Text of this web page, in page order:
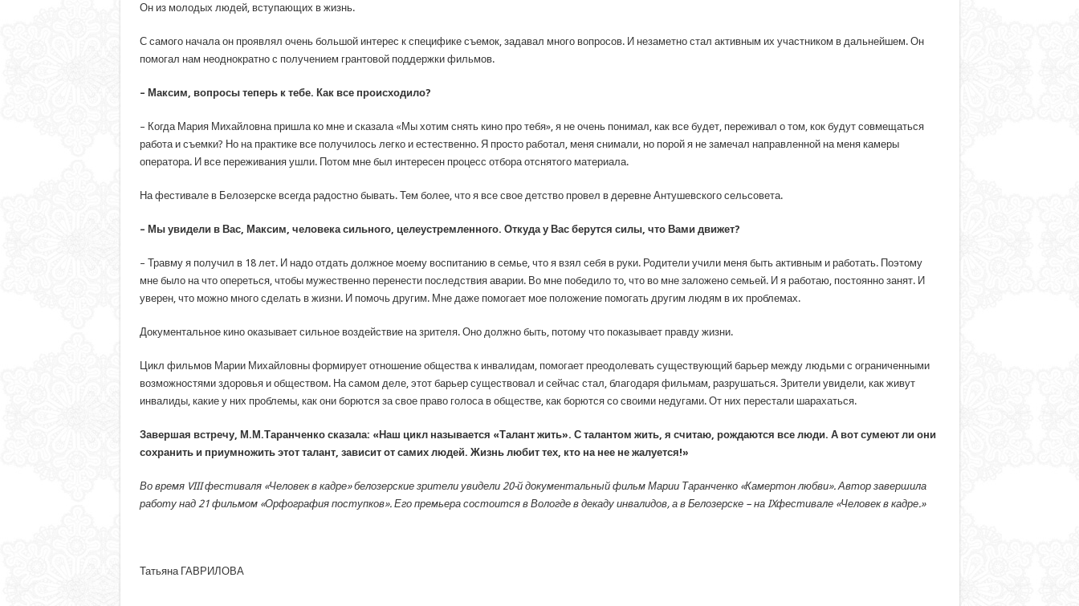
Он из молодых людей, вступающих в жизнь.
С самого начала он проявлял очень большой интерес к специфике съемок, задавал много вопросов. И незаметно стал активным их участником в дальнейшем. Он
помогал нам неоднократно с получением грантовой поддержки фильмов.
– Максим, вопросы теперь к тебе. Как все происходило?
– Когда Мария Михайловна пришла ко мне и сказала «Мы хотим снять кино про тебя», я не очень понимал, как все будет, переживал о том, кок будут совмещаться
работа и съемки? Но на практике все получилось легко и естественно. Я просто работал, меня снимали, но порой я не замечал направленной на меня камеры
оператора. И все переживания ушли. Потом мне был интересен процесс отбора отснятого материала.
На фестивале в Белозерске всегда радостно бывать. Тем более, что я все свое детство провел в деревне Антушевского сельсовета.
– Мы увидели в Вас, Максим, человека сильного, целеустремленного. Откуда у Вас берутся силы, что Вами движет?
– Травму я получил в 18 лет. И надо отдать должное моему воспитанию в семье, что я взял себя в руки. Родители учили меня быть активным и работать. Поэтому
мне было на что опереться, чтобы мужественно перенести последствия аварии. Во мне победило то, что во мне заложено семьей. И я работаю, постоянно занят. И
уверен, что можно много сделать в жизни. И помочь другим. Мне даже помогает мое положение помогать другим людям в их проблемах.
Документальное кино оказывает сильное воздействие на зрителя. Оно должно быть, потому что показывает правду жизни.
Цикл фильмов Марии Михайловны формирует отношение общества к инвалидам, помогает преодолевать существующий барьер между людьми с ограниченными
возможностями здоровья и обществом. На самом деле, этот барьер существовал и сейчас стал, благодаря фильмам, разрушаться. Зрители увидели, как живут
инвалиды, какие у них проблемы, как они борются за свое право голоса в обществе, как борются со своими недугами. От них перестали шарахаться.
Завершая встречу, М.М.Таранченко сказала: «Наш цикл называется «Талант жить». С талантом жить, я считаю, рождаются все люди. А вот сумеют ли они
сохранить и приумножить этот талант, зависит от самих людей. Жизнь любит тех, кто на нее не жалуется!»
Во время VIIIфестиваля «Человек в кадре» белозерские зрители увидели 20-й документальный фильм Марии Таранченко «Камертон любви». Автор завершила
работу над 21 фильмом «Орфография поступков». Его премьера состоится в Вологде в декаду инвалидов, а в Белозерске – на IXфестивале «Человек в кадре.»
Татьяна ГАВРИЛОВА